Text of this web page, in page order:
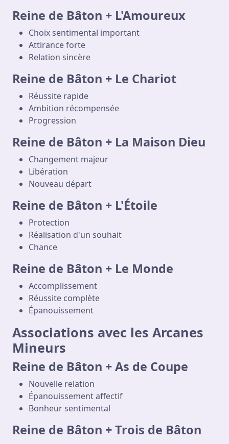
Reine de Bâton + L'Amoureux
Choix sentimental important
Attirance forte
Relation sincère
Reine de Bâton + Le Chariot
Réussite rapide
Ambition récompensée
Progression
Reine de Bâton + La Maison Dieu
Changement majeur
Libération
Nouveau départ
Reine de Bâton + L'Étoile
Protection
Réalisation d'un souhait
Chance
Reine de Bâton + Le Monde
Accomplissement
Réussite complète
Épanouissement
Associations avec les Arcanes
Mineurs
Reine de Bâton + As de Coupe
Nouvelle relation
Épanouissement affectif
Bonheur sentimental
Reine de Bâton + Trois de Bâton